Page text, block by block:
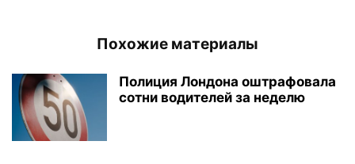
Похожие материалы
Полиция Лондона оштрафовала
сотни водителей за неделю